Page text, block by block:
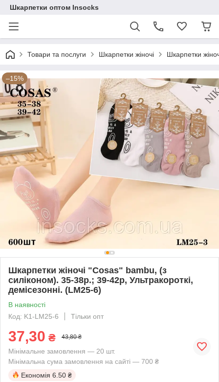
Шкарпетки оптом Insocks
Товари та послуги Шкарпетки жіночі Шкарпетки
–15%
Шкарпетки жіночі "Cosas" bambu, (з
силіконом). 35-38р.; 39-42р, Ультракороткі,
демісезонні. (LM25-6)
В наявності
Код: K1-LM25-6
Тільки опт
37,30 ₴ 43,80 ₴
Мінімальне замовлення — 20 шт.
Мінімальна сума замовлення на сайті — 700 ₴
Економія 6.50 ₴